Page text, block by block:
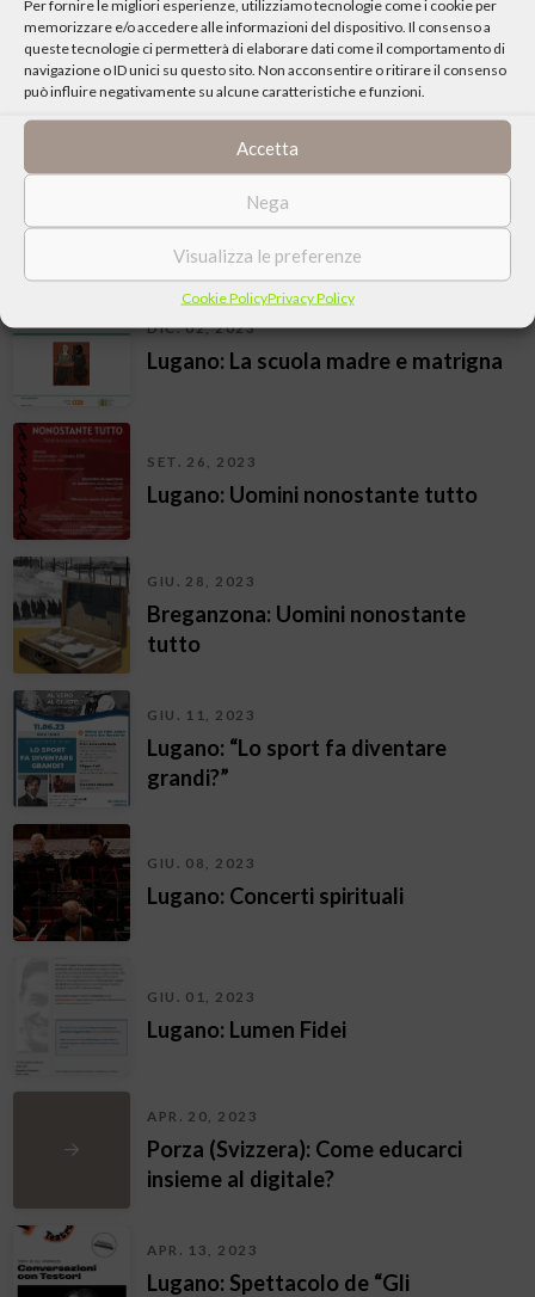
Per fornire le migliori esperienze, utilizziamo tecnologie come i cookie per
memorizzare e/o accedere alle informazioni del dispositivo. Il consenso a
queste tecnologie ci permetterà di elaborare dati come il comportamento di
navigazione o ID unici su questo sito. Non acconsentire o ritirare il consenso
può influire negativamente su alcune caratteristiche e funzioni.
Accetta
Nega
Visualizza le preferenze
Cookie PolicyPrivacy Policy
FEB. 20, 2024
Lugano: “Le mie letture” di Luigi
GEN. 13, 2024
Mendrisio: Per una scuola umana.
DIC. 02, 2023
Lugano: La scuola madre e matrigna
SET. 26, 2023
Lugano: Uomini nonostante tutto
GIU. 28, 2023
Breganzona: Uomini nonostante
tutto
GIU. 11, 2023
Lugano: “Lo sport fa diventare
grandi?”
GIU. 08, 2023
Lugano: Concerti spirituali
GIU. 01, 2023
Lugano: Lumen Fidei
APR. 20, 2023
Porza (Svizzera): Come educarci
insieme al digitale?
APR. 13, 2023
Lugano: Spettacolo de “Gli